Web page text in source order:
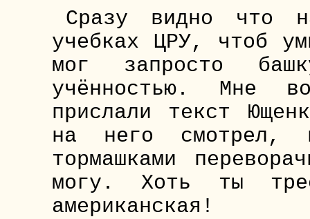
Сразу видно что
учебках ЦРУ, чтоб
мог запросто
учённостью. Мне
прислали текст
на него смотрел,
тормашками
могу. Хоть ты
американская!